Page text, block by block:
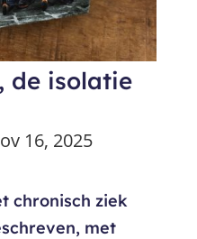
de isolatie
16, 2025
chronisch ziek
met